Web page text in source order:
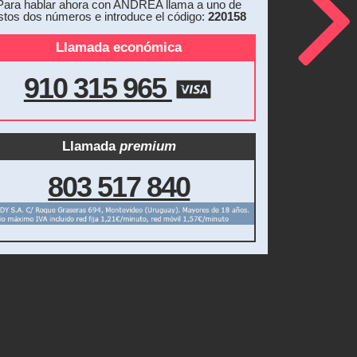
hablar ahora con ANDREA llama a uno de
dos números e introduce el código:220158
Llamada económica
910 315 965
Llamada premium
803 517 840